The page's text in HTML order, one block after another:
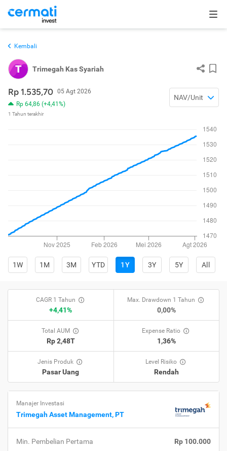
Kembali
T Trimegah Kas Syariah
Rp 1.535,70 05 Agt 2026
Rp 64,86 (+4,41%)
1 Tahun terakhir
NAV/Unit
1W 1M 3M YTD 1Y 3Y 5Y All
CAGR 1 Tahun
+4,41%
Max. Drawdown 1 Tahun
0,00%
Total AUM
Rp 2,48T
Expense Ratio
1,36%
Jenis Produk
Pasar Uang
Level Risiko
Rendah
Manajer Investasi
Trimegah Asset Management, PT
Min. Pembelian Pertama
Rp 100.000